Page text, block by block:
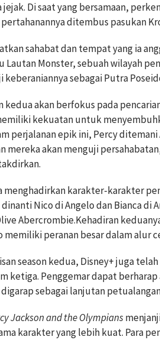
Di saat yang bersamaan,
ditembus pasukan
sahabat dan tempat yang ia
Lautan Monster, sebuah wilayah
keberaniannya sebagai Putra
kedua akan berfokus pada
kekuatan untuk
perjalanan epik ini, Percy
mereka akan menguji
menghadirkan karakter-karakter
Nico di Angelo dan Bianca di
Abercrombie.Kehadiran
memiliki peranan besar dalam alur
season kedua, Disney+ juga
ketiga. Penggemar dapat
sebagai lanjutan
Jackson and the Olympians
karakter yang lebih kuat. Para